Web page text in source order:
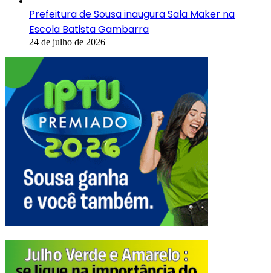
Prefeitura de Sousa inaugura Sala Maker na
Escola Batista Gambarra
24 de julho de 2026